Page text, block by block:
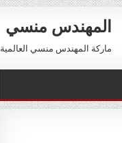
المهندس منسي
ماركة المهندس منسي العالمية 01211116954 – 01211116956 – 01211116958